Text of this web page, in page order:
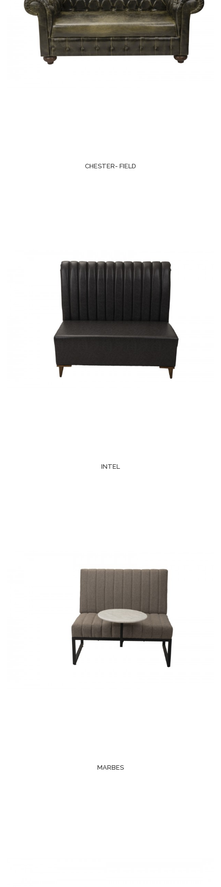
CHESTER- FIELD
INTEL
MARBES